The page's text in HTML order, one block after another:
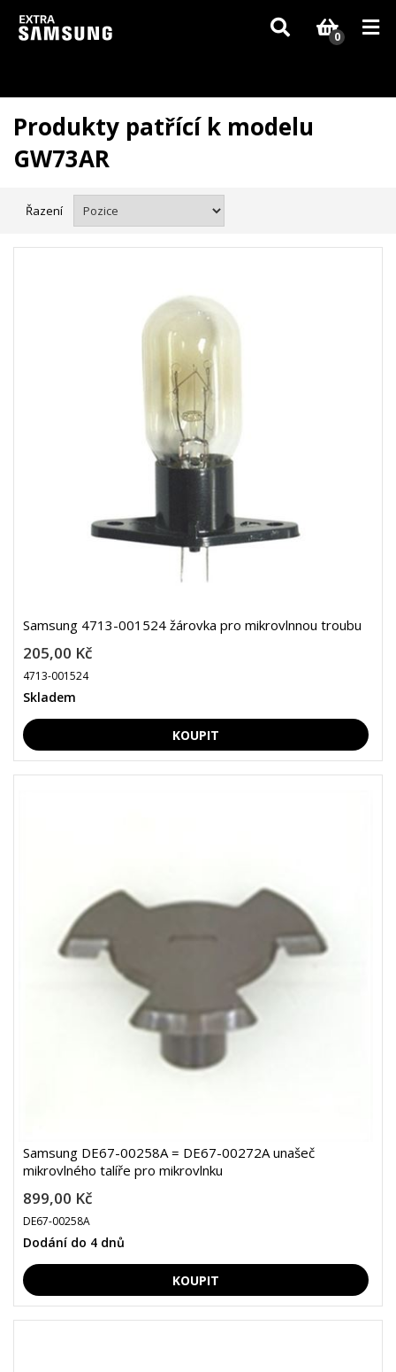
Vzhledem k aktuální situaci se může dodání dílů, které nejsou skladem,
zpozdit. Děkujeme za pochopení.
0
Produkty patřící k modelu
GW73AR
Řazení
Samsung 4713-001524 žárovka pro mikrovlnnou troubu
205,00 Kč
4713-001524
Skladem
Samsung DE67-00258A = DE67-00272A unašeč
mikrovlného talíře pro mikrovlnku
899,00 Kč
DE67-00258A
Dodání do 4 dnů